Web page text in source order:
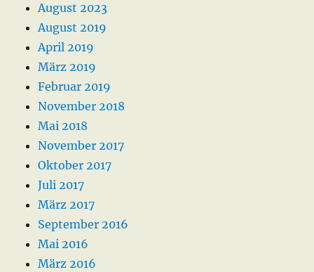
August 2023
August 2019
April 2019
März 2019
Februar 2019
November 2018
Mai 2018
November 2017
Oktober 2017
Juli 2017
März 2017
September 2016
Mai 2016
März 2016